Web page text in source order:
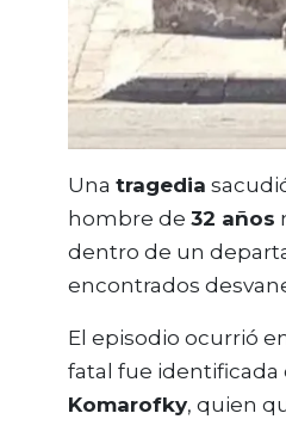
Una tragedia
hombre de 32 años
dentro de un
encontrados
El episodio ocurrió
fatal fue identificada
Komarofky, quien